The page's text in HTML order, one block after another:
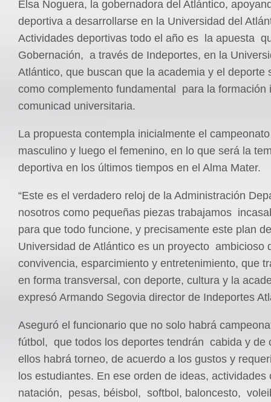
Elsa Noguera, la gobernadora del Atlántico,
deportiva a desarrollarse en la Universidad del
Actividades deportivas todo el año es la apuesta
Gobernación, a través de Indeportes, en la
Atlántico, que buscan que la academia y el deporte
como complemento fundamental para la formación
comunicad universitaria.
La propuesta contempla inicialmente el
masculino y luego el femenino, en lo que será la
deportiva en los últimos tiempos en el Alma Mater.
“Este es el verdadero reloj de la Administración
nosotros como pequeñas piezas trabajamos
para que todo funcione, y precisamente este plan
Universidad de Atlántico es un proyecto ambicioso
convivencia, esparcimiento y entretenimiento, que
en forma transversal, con deporte, cultura y la
expresó Armando Segovia director de Indeportes
Aseguró el funcionario que no solo habrá
fútbol, que todos los deportes tendrán cabida y de
ellos habrá torneo, de acuerdo a los gustos y
los estudiantes. En ese orden de ideas, actividades
natación, pesas, béisbol, softbol, baloncesto,